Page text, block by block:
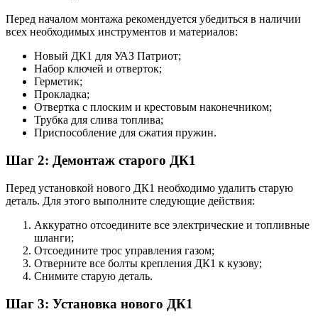
Перед началом монтажа рекомендуется убедиться в наличии
всех необходимых инструментов и материалов:
Новый ДК1 для УАЗ Патриот;
Набор ключей и отверток;
Герметик;
Прокладка;
Отвертка с плоским и крестовым наконечником;
Трубка для слива топлива;
Приспособление для сжатия пружин.
Шаг 2: Демонтаж старого ДК1
Перед установкой нового ДК1 необходимо удалить старую
деталь. Для этого выполните следующие действия:
Аккуратно отсоедините все электрические и топливные
шланги;
Отсоедините трос управления газом;
Отверните все болты крепления ДК1 к кузову;
Снимите старую деталь.
Шаг 3: Установка нового ДК1